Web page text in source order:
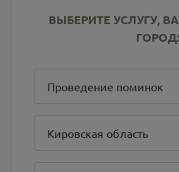
ВЫБЕРИТЕ УСЛУГУ,
ГОРОД:
Проведение поминок
Кировская область